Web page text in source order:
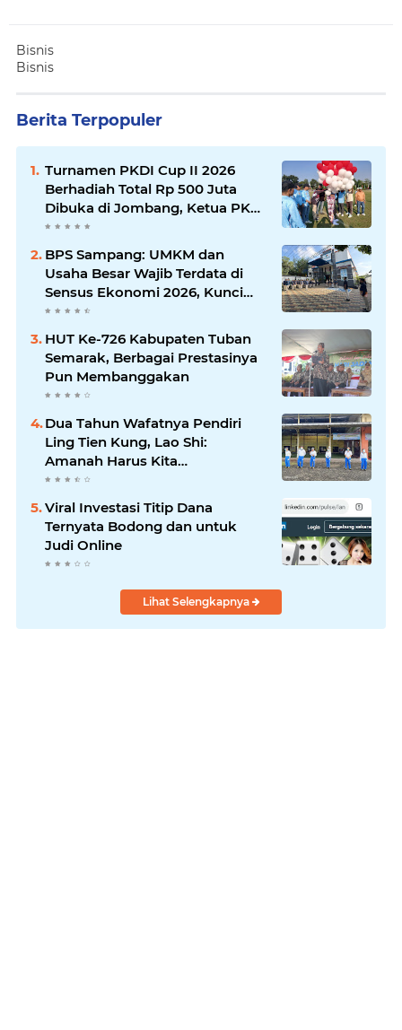
Bisnis
Bisnis
Berita Terpopuler
Turnamen PKDI Cup II 2026
Berhadiah Total Rp 500 Juta
Dibuka di Jombang, Ketua PKDI
Jatim Syaifullah Mahdi: Ajang
Komunikasi Antar-Kades untuk
Memajukan Desa
BPS Sampang: UMKM dan
Usaha Besar Wajib Terdata di
Sensus Ekonomi 2026, Kunci
Kebijakan Tepat Sasaran
HUT Ke-726 Kabupaten Tuban
Semarak, Berbagai Prestasinya
Pun Membanggakan
Dua Tahun Wafatnya Pendiri
Ling Tien Kung, Lao Shi:
Amanah Harus Kita
Laksanakan!
Viral Investasi Titip Dana
Ternyata Bodong dan untuk
Judi Online
Lihat Selengkapnya